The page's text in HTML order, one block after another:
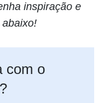
inspiração e
com o